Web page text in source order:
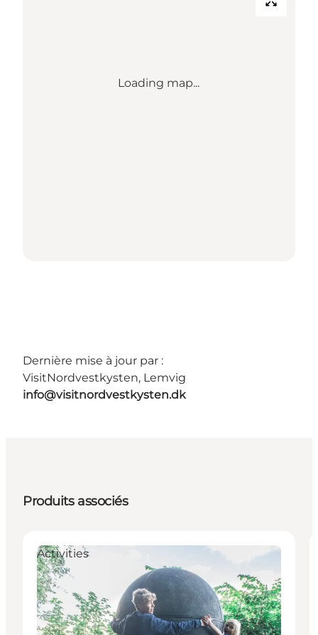
Loading map...
Dernière mise à jour par :
VisitNordvestkysten, Lemvig
info@visitnordvestkysten.dk
Produits associés
Activities